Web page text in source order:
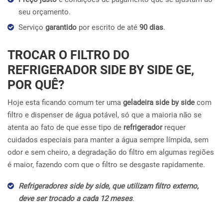
seu orçamento.
Serviço garantido por escrito de até 90 dias.
TROCAR O FILTRO DO
REFRIGERADOR SIDE BY SIDE GE,
POR QUÊ?
Hoje esta ficando comum ter uma geladeira side by side com
filtro e dispenser de água potável, só que a maioria não se
atenta ao fato de que esse tipo de refrigeradorrequer
cuidados especiais para manter a água sempre límpida, sem
odor e sem cheiro, a degradação do filtro em algumas regiões
é maior, fazendo com que o filtro se desgaste rapidamente.
Refrigeradores side by side, que utilizam filtro externo,
deve ser trocado a cada 12 meses.